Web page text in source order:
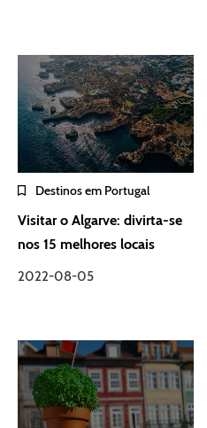
Destinos em Portugal
Visitar o Algarve: divirta-se
nos 15 melhores locais
2022-08-05